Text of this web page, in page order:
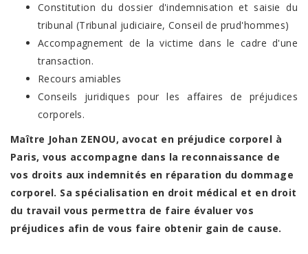
Constitution du dossier d'indemnisation et saisie du
tribunal (Tribunal judiciaire, Conseil de prud'hommes)
Accompagnement de la victime dans le cadre d'une
transaction.
Recours amiables
Conseils juridiques pour les affaires de préjudices
corporels.
Maître Johan ZENOU, avocat en préjudice corporel à
Paris, vous accompagne dans la reconnaissance de
vos droits aux indemnités en réparation du dommage
corporel. Sa spécialisation en droit médical et en droit
du travail vous permettra de faire évaluer vos
préjudices afin de vous faire obtenir gain de cause.